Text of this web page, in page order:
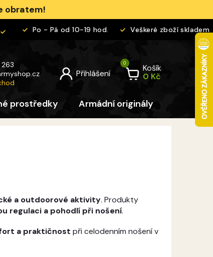
obratem!
Po - Pá od 10-19 hod. Veškeré zboží skladem
263
Košík
prostředky Armádní originály Pro děti
a outdoorové aktivity. Produkty
regulaci a pohodlí při nošení.
a praktičnost při celodenním nošení v